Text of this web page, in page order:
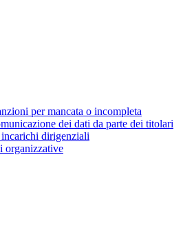
per mancata o incompleta
dei dati da parte dei titolari
dirigenziali
organizzative